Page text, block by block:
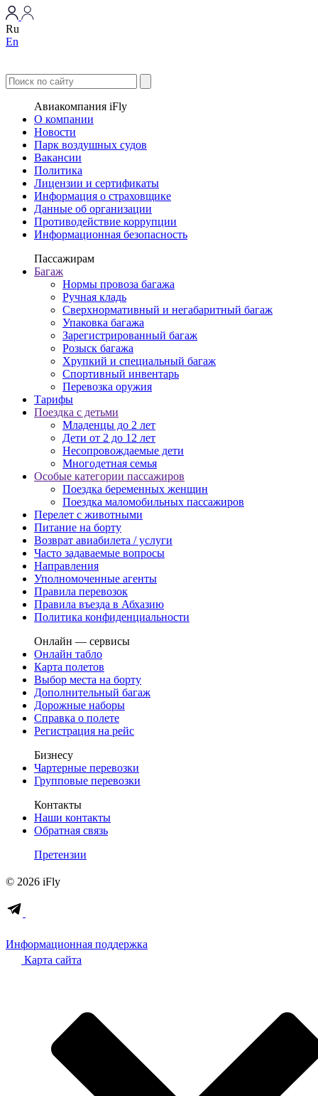
Ru
En
Авиакомпания iFly
О компании
Новости
Парк воздушных судов
Вакансии
Политика
Лицензии и сертификаты
Информация о страховщике
Данные об организации
Противодействие коррупции
Информационная безопасность
Пассажирам
Багаж
Нормы провоза багажа
Ручная кладь
Сверхнормативный и негабаритный багаж
Упаковка багажа
Зарегистрированный багаж
Розыск багажа
Хрупкий и специальный багаж
Спортивный инвентарь
Перевозка оружия
Тарифы
Поездка с детьми
Младенцы до 2 лет
Дети от 2 до 12 лет
Несопровождаемые дети
Многодетная семья
Особые категории пассажиров
Поездка беременных женщин
Поездка маломобильных пассажиров
Перелет с животными
Питание на борту
Возврат авиабилета / услуги
Часто задаваемые вопросы
Направления
Уполномоченные агенты
Правила перевозок
Правила въезда в Абхазию
Политика конфиденциальности
Онлайн — сервисы
Онлайн табло
Карта полетов
Выбор места на борту
Дополнительный багаж
Дорожные наборы
Справка о полете
Регистрация на рейс
Бизнесу
Чартерные перевозки
Групповые перевозки
Контакты
Наши контакты
Обратная связь
Претензии
© 2026 iFly
Информационная поддержка
Карта сайта